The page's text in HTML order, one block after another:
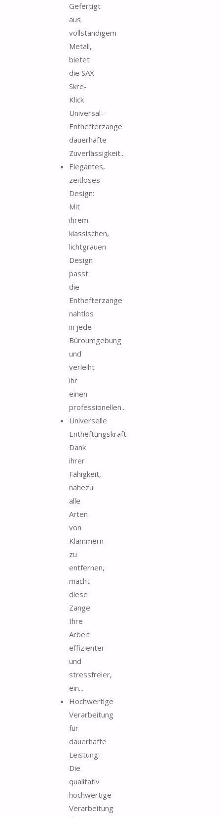
Gefertigt
aus
vollständigem
Metall,
bietet
die SAX
Skre-
Klick
Universal-
Enthefterzange
dauerhafte
Zuverlässigkeit...
Elegantes,
zeitloses
Design:
Mit
ihrem
klassischen,
lichtgrauen
Design
passt
die
Enthefterzange
nahtlos
in jede
Büroumgebung
und
verleiht
ihr
einen
professionellen...
Universelle
Entheftungskraft:
Dank
ihrer
Fähigkeit,
nahezu
alle
Arten
von
Klammern
zu
entfernen,
macht
diese
Zange
Ihre
Arbeit
effizienter
und
stressfreier,
ein...
Hochwertige
Verarbeitung
für
dauerhafte
Leistung:
Die
qualitativ
hochwertige
Verarbeitung